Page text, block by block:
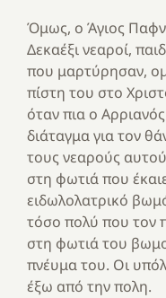
Όμως, ο Άγιος
Δεκαέξι νεαροί,
που μαρτύρησαν,
πίστη του στο
όταν πια ο
διάταγμα για τον
τους νεαρούς
στη φωτιά που
ειδωλολατρικό
τόσο πολύ που τον
στη φωτιά του
πνέυμα του. Οι
έξω από την πολη.